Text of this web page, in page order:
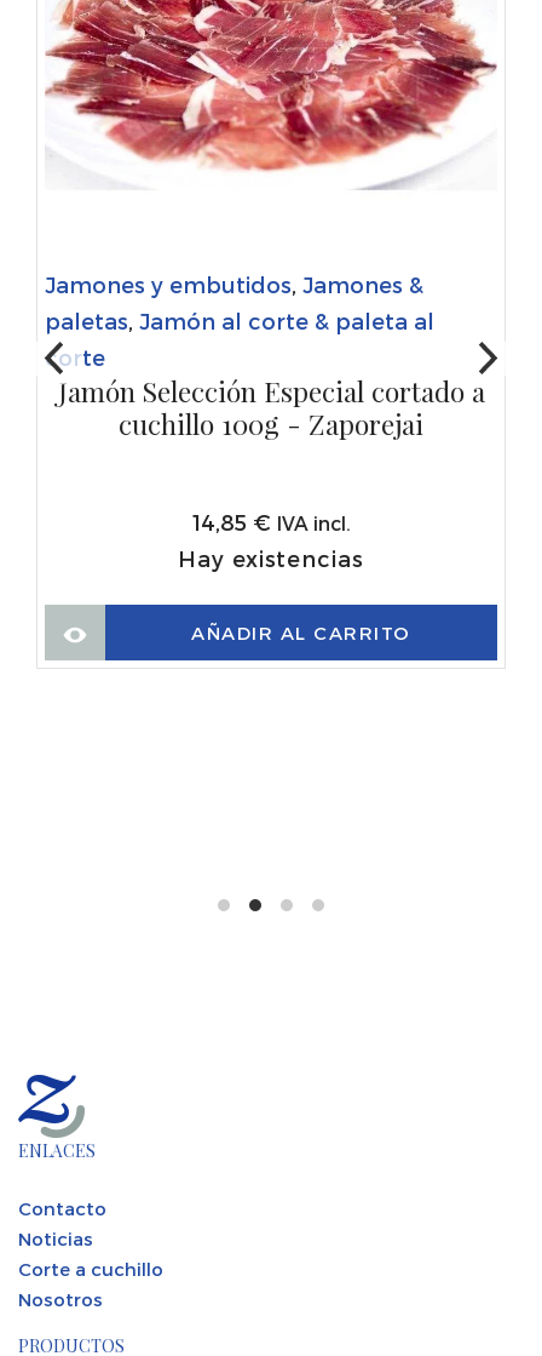
Jamones y embutidos, Jamones &
paletas, Jamón al corte & paleta al
corte
Jamón Selección Especial cortado a
cuchillo 100g - Zaporejai
14,85 € IVA incl.
Hay existencias
AÑADIR AL CARRITO
ENLACES
Contacto
Noticias
Corte a cuchillo
Nosotros
PRODUCTOS